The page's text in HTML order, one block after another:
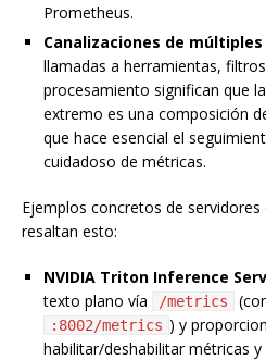
Prometheus.
Canalizaciones de múltiples
llamadas a herramientas,
procesamiento significan que
extremo es una composición
que hace esencial el
cuidadoso de métricas.
Ejemplos concretos de
resaltan esto:
NVIDIA Triton Inference
texto plano vía
/metrics
:8002/metrics ) y
habilitar/deshabilitar métricas